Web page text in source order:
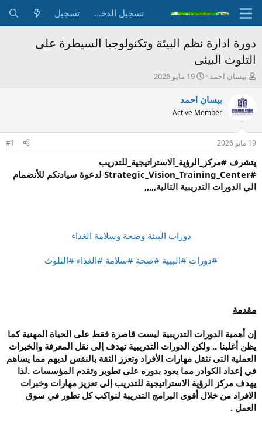
تسجيل الدخول تسجيل
دورة ادارة نظم البيئة وتكنولوجيا السيطرة على
التلوث البيئى
ب
د
ئ
ا
و
ض
ع
بيسان احمد
ت
ر
خ
ب
د
ء
19 مايو 2026
بيسان احمد
Active Member
19 مايو 2026 #1
يتشرف #مركز_الرؤية_الاستراتيجية_للتدريب
#Strategic_Vision_Training_Center لدعوة سيادتكم للأنضمام
الي الدورات التدريبية التالية,,,,,
دورات البيئة وصحة وسلامة الغذاء
#دورات #البيية #صحة #سلامة #الغذاء #التلوث
مقدمة
إن أهمية الدورات التدريبية ليست قاصرة فقط على الحياة المهنية كما
يظن أغلبنا .. ولكن الدورات التدريبية تهدف إلى نقل المعرفة والخبرات
العملية التى تثقل مهارات الأفراد وتعزز الثقة بالنفس لديهم مما يساهم
في إعداد الكوادر مما يعود بدوره على تطوير وتقدم المؤسسات .لذا
يهدف مركز الرؤية الاستراتيجية للتدريب إلى تعزيز مهارات وخبرات
الافراد من خلال أقوى البرامج التدريبة لنواكب كل تطور في سوق
العمل .